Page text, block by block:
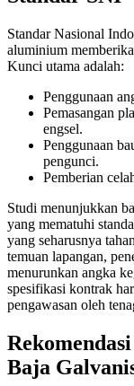
Standar Nasional
aluminium
Kunci utama adalah:
Penggunaan
Pemasangan
engsel.
Penggunaan
pengunci.
Pemberian
Studi menunjukkan
yang mematuhi
yang seharusnya
temuan lapangan,
menurunkan angka
spesifikasi kontrak
pengawasan oleh
Baja